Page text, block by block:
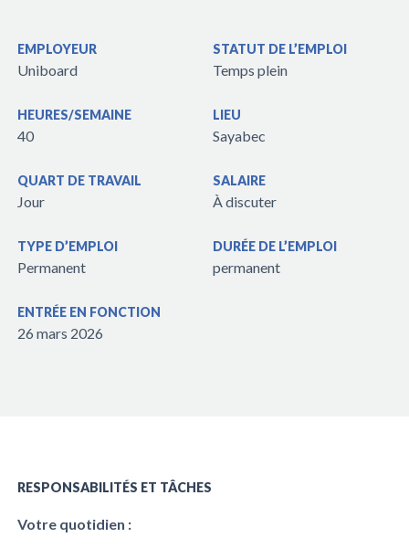
EMPLOYEUR
Uniboard
STATUT DE L’EMPLOI
Temps plein
HEURES/SEMAINE
40
LIEU
Sayabec
QUART DE TRAVAIL
Jour
SALAIRE
À discuter
TYPE D’EMPLOI
Permanent
DURÉE DE L’EMPLOI
permanent
ENTRÉE EN FONCTION
26 mars 2026
RESPONSABILITÉS ET TÂCHES
Votre quotidien :